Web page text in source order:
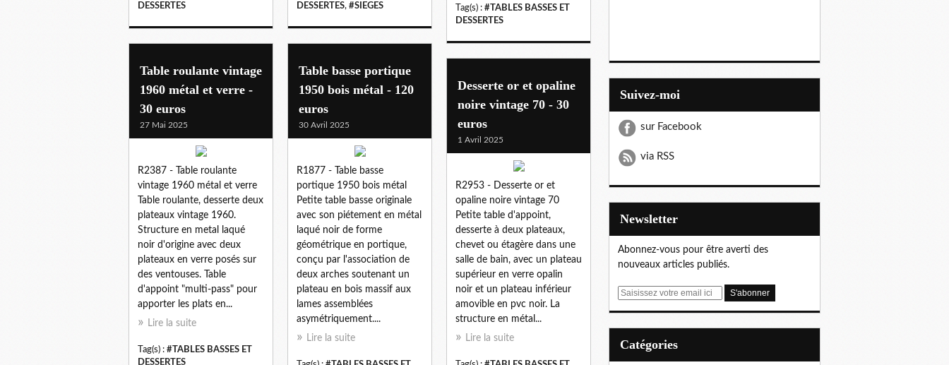
DESSERTES, #SIEGES
DESSERTES
Tag(s) : #TABLES BASSES ET
DESSERTES
Table roulante vintage
1960 métal et verre -
30 euros
27 Mai 2025
R2387 - Table roulante
vintage 1960 métal et verre
Table roulante, desserte deux
plateaux vintage 1960.
Structure en metal laqué
noir d'origine avec deux
plateaux en verre posés sur
des ventouses. Table
d'appoint "multi-pass" pour
apporter les plats en...
Lire la suite
Tag(s) : #TABLES BASSES ET
DESSERTES
Table basse portique
1950 bois métal - 120
euros
30 Avril 2025
R1877 - Table basse
portique 1950 bois métal
Petite table basse originale
avec son piétement en métal
laqué noir de forme
géométrique en portique,
conçu par l'association de
deux arches soutenant un
plateau en bois massif aux
lames assemblées
asymétriquement....
Lire la suite
Desserte or et opaline
noire vintage 70 - 30
euros
1 Avril 2025
R2953 - Desserte or et
opaline noire vintage 70
Petite table d'appoint,
desserte à deux plateaux,
chevet ou étagère dans une
salle de bain, avec un plateau
supérieur en verre opalin
noir et un plateau inférieur
amovible en pvc noir. La
structure en métal...
Lire la suite
Suivez-moi
sur Facebook
via RSS
Newsletter
Abonnez-vous pour être averti des
nouveaux articles publiés.
E
Catégories